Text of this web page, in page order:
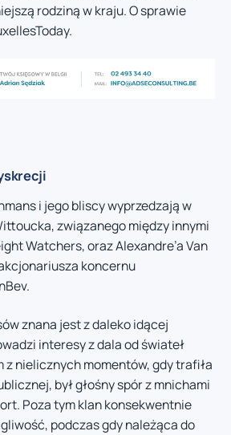
rodziną w kraju. O sprawie
i jego bliscy wyprzedzają w
związanego między innymi
Watchers, oraz Alexandre’a Van
koncernu
znana jest z daleko idącej
interesy z dala od świateł
z nielicznych momentów, gdy trafiła
był głośny spór z mnichami
Poza tym klan konsekwentnie
podczas gdy należąca do